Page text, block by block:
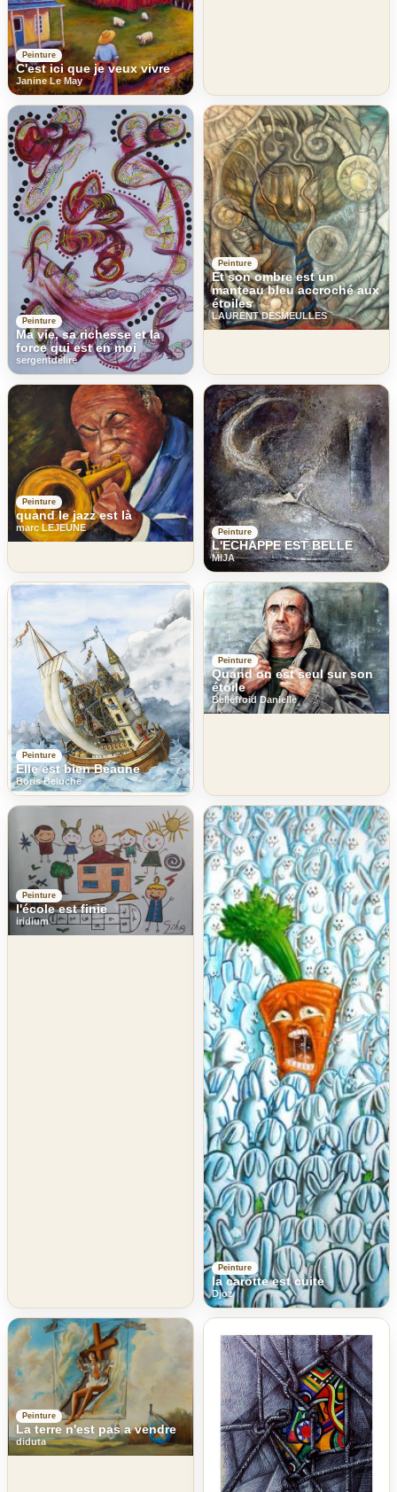
Peinture
C'est ici que je veux vivre
Janine Le May
Peinture
Ma vie, sa richesse et la
force qui est en moi
sergentdelire
Peinture
Et son ombre est un
manteau bleu accroché aux
étoiles
LAURENT DESMEULLES
Peinture
quand le jazz est là
marc LEJEUNE Peinture
L'ECHAPPE EST BELLE
MIJA
Peinture
Elle est bien Beaune
Boris Beluche
Peinture
Quand on est seul sur son
étoile
Bellefroid Danielle
Peinture
l'école est finie
iridium
Peinture
la carotte est cuite
Djoz
Peinture
La terre n'est pas a vendre
diduta